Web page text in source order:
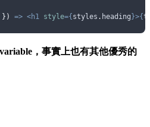
}) => <h1 style={styles . heading}>{
，事實上也有其他優秀的